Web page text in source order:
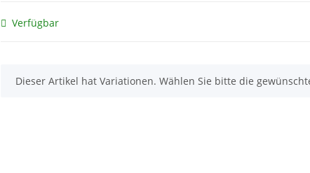
Verfügbar
x
Dieser Artikel hat Variationen. Wählen Sie bitte die